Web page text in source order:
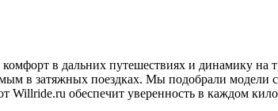
в дальних путешествиях и динамику на
в затяжных поездках. Мы подобрали
Willride.ru обеспечит уверенность в каждом